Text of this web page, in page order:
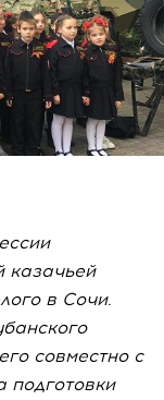
казачьей
в Сочи.
совместно с
подготовки